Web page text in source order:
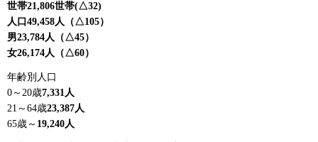
世帯21,806世帯(△32)
人口49,458人（△105）
男23,784人（△45）
女26,174人（△60）
年齢別人口
0～20歳7,331人
21～64歳23,387人
65歳～ 19,240人